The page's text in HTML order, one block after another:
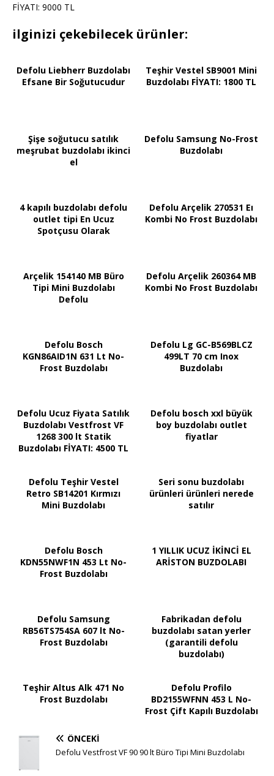
FİYATI: 9000 TL
ilginizi çekebilecek ürünler:
Defolu Liebherr Buzdolabı
Efsane Bir Soğutucudur
Teşhir Vestel SB9001 Mini
Buzdolabı FİYATI: 1800 TL
Şişe soğutucu satılık
meşrubat buzdolabı ikinci
el
Defolu Samsung No-Frost
Buzdolabı
4 kapılı buzdolabı defolu
outlet tipi En Ucuz
Spotçusu Olarak
Defolu Arçelik 270531 Eı
Kombi No Frost Buzdolabı
Arçelik 154140 MB Büro
Tipi Mini Buzdolabı
Defolu
Defolu Arçelik 260364 MB
Kombi No Frost Buzdolabı
Defolu Bosch
KGN86AID1N 631 Lt No-
Frost Buzdolabı
Defolu Lg GC-B569BLCZ
499LT 70 cm Inox
Buzdolabı
Defolu Ucuz Fiyata Satılık
Buzdolabı Vestfrost VF
1268 300 lt Statik
Buzdolabı FİYATI: 4500 TL
Defolu bosch xxl büyük
boy buzdolabı outlet
fiyatlar
Defolu Teşhir Vestel
Retro SB14201 Kırmızı
Mini Buzdolabı
Seri sonu buzdolabı
ürünleri ürünleri nerede
satılır
Defolu Bosch
KDN55NWF1N 453 Lt No-
Frost Buzdolabı
1 YILLIK UCUZ İKİNCİ EL
ARİSTON BUZDOLABI
Defolu Samsung
RB56TS754SA 607 lt No-
Frost Buzdolabı
Fabrikadan defolu
buzdolabı satan yerler
(garantili defolu
buzdolabı)
Teşhir Altus Alk 471 No
Frost Buzdolabı
Defolu Profilo
BD2155WFNN 453 L No-
Frost Çift Kapılı Buzdolabı
ÖNCEKI
Defolu Vestfrost VF 90 90 lt Büro Tipi Mini Buzdolabı